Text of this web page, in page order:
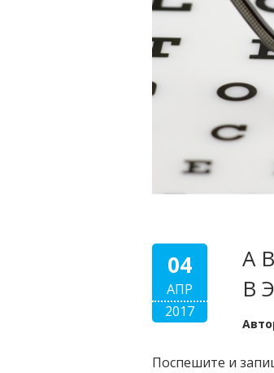
04
АПР
2017
А
В
Поспешите и